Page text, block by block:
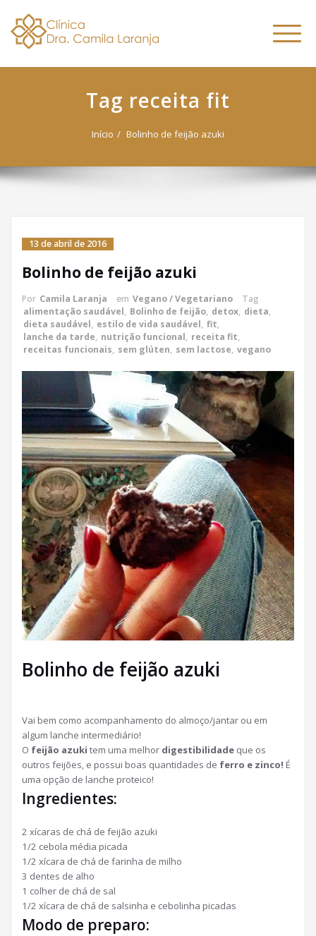
content
Laranja
Especialista em Fitoterapia
Tag receita fit
Início Bolinho de feijão azuki
13 de abril de 2016
Bolinho de feijão azuki
Por Camila Laranja em Vegano / Vegetariano
Tag
alimentação saudável, Bolinho de feijão, detox, dieta,
dieta saudável, estilo de vida saudável, fit,
lanche da tarde, nutrição funcional, receita fit,
receitas funcionais, sem glúten, sem lactose, vegano
Bolinho de feijão azuki
Vai bem como acompanhamento do almoço/jantar ou em
algum lanche intermediário!
O feijão azuki tem uma melhor digestibilidade que os
outros feijões, e possui boas quantidades de ferro e zinco! É
uma opção de lanche proteico!
Ingredientes:
2 xícaras de chá de feijão azuki
1/2 cebola média picada
1/2 xícara de chá de farinha de milho
3 dentes de alho
1 colher de chá de sal
1/2 xícara de chá de salsinha e cebolinha picadas
Modo de preparo: